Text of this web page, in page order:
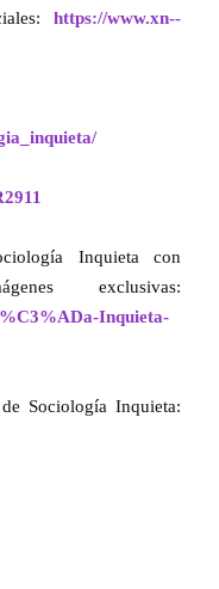
https://www.xn--
Inquieta con
Inquieta-